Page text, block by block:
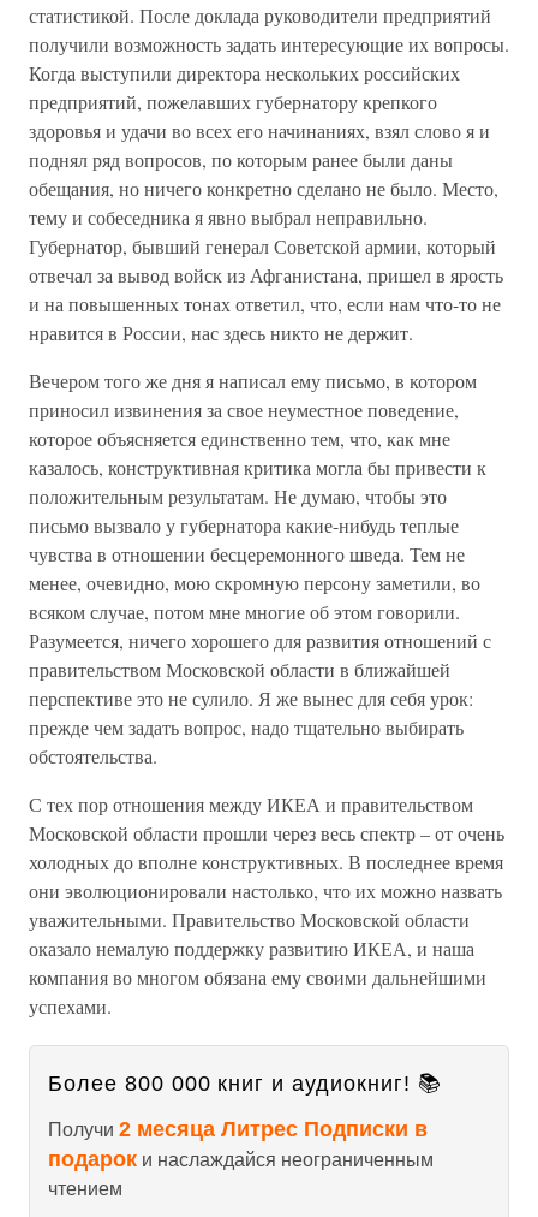
статистикой. После доклада руководители предприятий
получили возможность задать интересующие их вопросы.
Когда выступили директора нескольких российских
предприятий, пожелавших губернатору крепкого
здоровья и удачи во всех его начинаниях, взял слово я и
поднял ряд вопросов, по которым ранее были даны
обещания, но ничего конкретно сделано не было. Место,
тему и собеседника я явно выбрал неправильно.
Губернатор, бывший генерал Советской армии, который
отвечал за вывод войск из Афганистана, пришел в ярость
и на повышенных тонах ответил, что, если нам что-то не
нравится в России, нас здесь никто не держит.
Вечером того же дня я написал ему письмо, в котором
приносил извинения за свое неуместное поведение,
которое объясняется единственно тем, что, как мне
казалось, конструктивная критика могла бы привести к
положительным результатам. Не думаю, чтобы это
письмо вызвало у губернатора какие-нибудь теплые
чувства в отношении бесцеремонного шведа. Тем не
менее, очевидно, мою скромную персону заметили, во
всяком случае, потом мне многие об этом говорили.
Разумеется, ничего хорошего для развития отношений с
правительством Московской области в ближайшей
перспективе это не сулило. Я же вынес для себя урок:
прежде чем задать вопрос, надо тщательно выбирать
обстоятельства.
С тех пор отношения между ИКЕА и правительством
Московской области прошли через весь спектр – от очень
холодных до вполне конструктивных. В последнее время
они эволюционировали настолько, что их можно назвать
уважительными. Правительство Московской области
оказало немалую поддержку развитию ИКЕА, и наша
компания во многом обязана ему своими дальнейшими
успехами.
Более 800 000 книг и аудиокниг! 📚
Получи 2 месяца Литрес Подписки в
подарок и наслаждайся неограниченным
чтением